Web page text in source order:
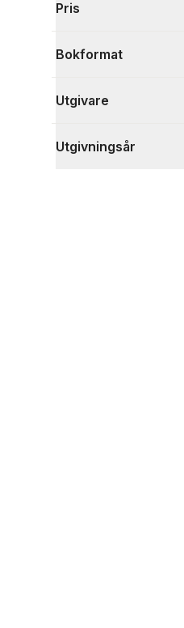
Visa fler
Pris
Bokformat
Utgivare
Utgivningsår